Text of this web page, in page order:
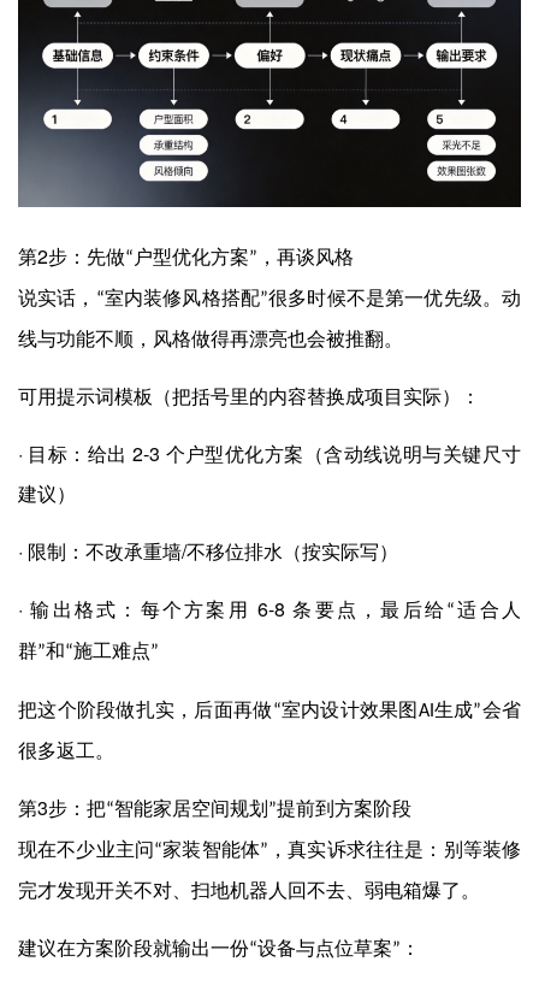
第2步：先做“ 户型优化方案” ，再谈风格
说实话， “室内装修风格搭配”很多时候不是第一优先级。动
线与功能不顺，风格做得再漂亮也会被推翻。
可用提示词模板（把括号里的内容替换成项目实际）：
· 目标：给出 2-3 个户型优化方案（含动线说明与关键尺寸
建议）
· 限制：不改承重墙/不移位排水（按实际写）
· 输出格式：每个方案用 6-8条要点，最后给“适合人
群”和“施工难点”
把这个阶段做扎实，后面再做“室内设计效果图AI 生成”会省
很多返工。
第3步：把“智能家居空间规划 ”提前到方案阶段
现在不少业主问“家装智能体” ，真实诉求往往是：别等装修
完才发现开关不对、扫地机器人回不去、弱电箱爆了。
建议在方案阶段就输出一份“设备与点位草案” ：